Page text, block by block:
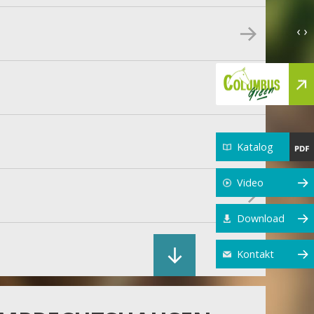
Katalog
Video
Download
Kontakt
‹ ›